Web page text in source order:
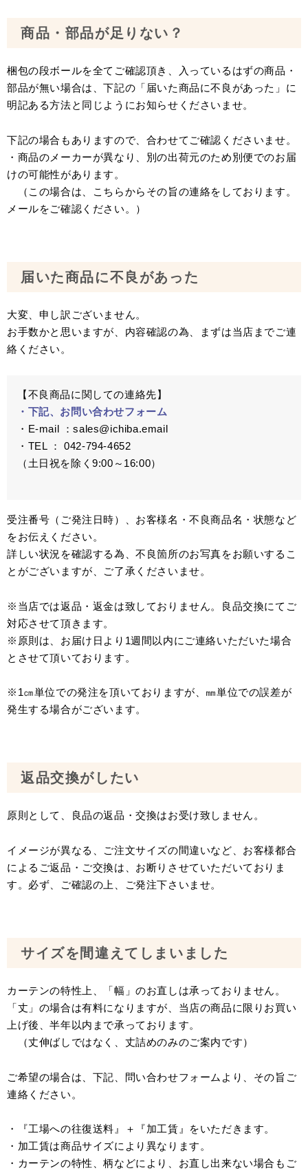
商品・部品が足りない？
梱包の段ボールを全てご確認頂き、入っているはずの商品・
部品が無い場合は、下記の「届いた商品に不良があった」に
明記ある方法と同じようにお知らせくださいませ。
下記の場合もありますので、合わせてご確認くださいませ。
・商品のメーカーが異なり、別の出荷元のため別便でのお届
けの可能性があります。
（この場合は、こちらからその旨の連絡をしております。
メールをご確認ください。）
届いた商品に不良があった
大変、申し訳ございません。
お手数かと思いますが、内容確認の為、まずは当店までご連
絡ください。
【不良商品に関しての連絡先】
・下記、お問い合わせフォーム
・E-mail ：sales@ichiba.email
・TEL ： 042-794-4652
（土日祝を除く9:00～16:00）
受注番号（ご発注日時）、お客様名・不良商品名・状態など
をお伝えください。
詳しい状況を確認する為、不良箇所のお写真をお願いするこ
とがございますが、ご了承くださいませ。
※当店では返品・返金は致しておりません。良品交換にてご
対応させて頂きます。
※原則は、お届け日より1週間以内にご連絡いただいた場合
とさせて頂いております。
※1㎝単位での発注を頂いておりますが、㎜単位での誤差が
発生する場合がございます。
返品交換がしたい
原則として、良品の返品・交換はお受け致しません。
イメージが異なる、ご注文サイズの間違いなど、お客様都合
によるご返品・ご交換は、お断りさせていただいておりま
す。必ず、ご確認の上、ご発注下さいませ。
サイズを間違えてしまいました
カーテンの特性上、「幅」のお直しは承っておりません。
「丈」の場合は有料になりますが、当店の商品に限りお買い
上げ後、半年以内まで承っております。
（丈伸ばしではなく、丈詰めのみのご案内です）
ご希望の場合は、下記、問い合わせフォームより、その旨ご
連絡ください。
・『工場への往復送料』＋『加工賃』をいただきます。
・加工賃は商品サイズにより異なります。
・カーテンの特性、柄などにより、お直し出来ない場合もご